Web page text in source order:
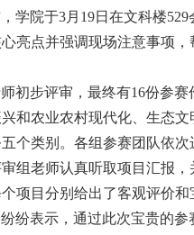
学院于3月 19日在文科楼529
亮点并强调现场注意事项
初步评审，最终有16份参赛
和农业农村现代化、生态
个类别。各组参赛团队依
组老师认真听取项目汇报
项目分别给出了客观评价和
纷表示，通过此次宝贵的